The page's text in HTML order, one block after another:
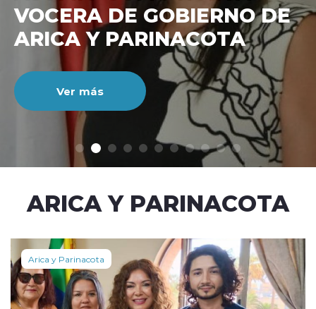
modo claro
VOCERA DE GOBIERNO DE
ARICA Y PARINACOTA
Ver más
ARICA Y PARINACOTA
Arica y Parinacota